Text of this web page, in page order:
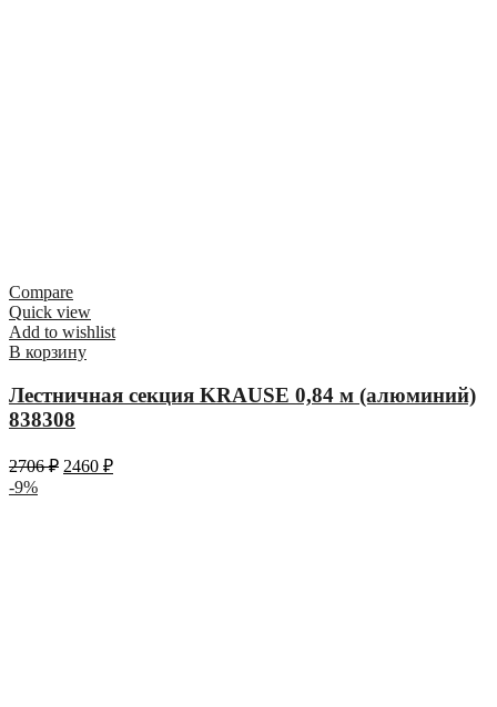
Compare
Quick view
Add to wishlist
В корзину
Лестничная секция KRAUSE 0,84 м (алюминий)
838308
2706₽ 2460 ₽
-9%